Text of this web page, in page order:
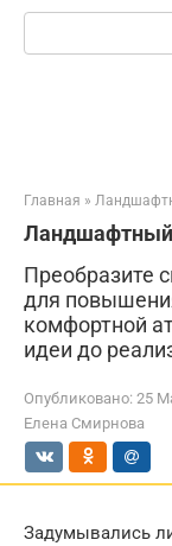
Поиск:
Главная »
Ландшафтный
Преобразите
для
комфортной
идеи до
Опубликовано: 25
Елена Смирнова
Задумывались